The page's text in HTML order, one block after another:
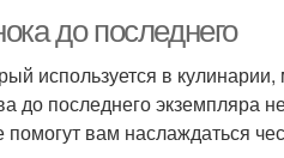
до последнего
используется в кулинарии,
до последнего экземпляра
вам наслаждаться